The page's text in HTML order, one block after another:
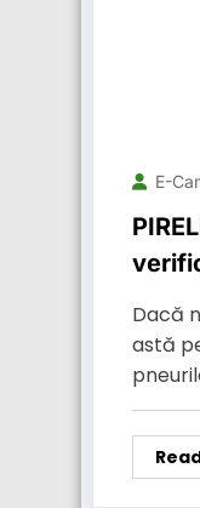
E-
Dacă
astă